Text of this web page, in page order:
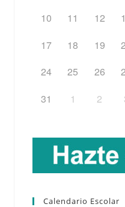
10
11 12
17
18 19
24
25 26
31
1 2
Calendario Escolar